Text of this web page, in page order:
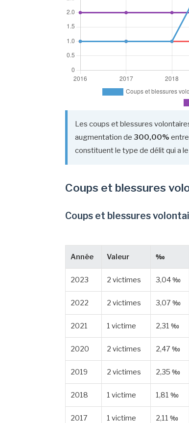
Les coups et blessures
augmentation de 300,00%
constituent le type de délit qui a
Coups et blessures
Coups et blessures
Année Valeur ‰
2023 2 victimes 3,04 ‰
2022 2 victimes 3,07 ‰
2021 1 victime 2,31 ‰
2020 2 victimes 2,47 ‰
2019 2 victimes 2,35 ‰
2018 1 victime 1,81 ‰
2017 1 victime 2,11 ‰